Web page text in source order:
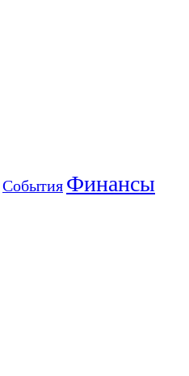
События Финансы